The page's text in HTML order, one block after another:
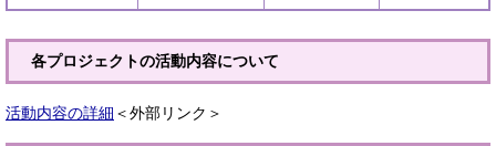
各プロジェクトの活動内容について
活動内容の詳細 ＜外部リンク＞